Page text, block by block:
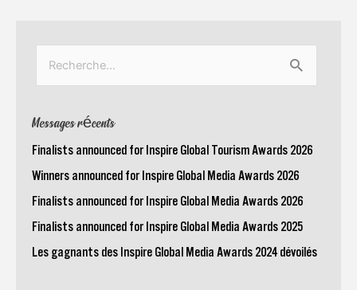
Rechercher :
Messages récents
Finalists announced for Inspire Global Tourism Awards 2026
Winners announced for Inspire Global Media Awards 2026
Finalists announced for Inspire Global Media Awards 2026
Finalists announced for Inspire Global Media Awards 2025
Les gagnants des Inspire Global Media Awards 2024 dévoilés